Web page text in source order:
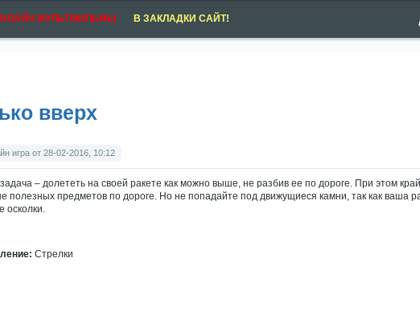
МУЛЬТФИЛЬМЫ
В ЗАКЛАДКИ САЙТ!
вверх
игра от 28-02-2016, 10:12
– долететь на своей ракете как можно выше, не разбив ее по дороге. При этом
полезных предметов по дороге. Но не попадайте под движущиеся камни, так как ваша
осколки.
Стрелки